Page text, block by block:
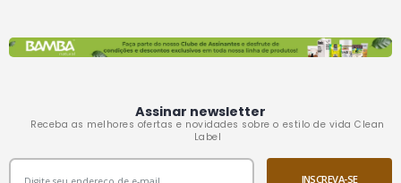
Assinar newsletter
Receba as melhores ofertas e novidades sobre o estilo de vida Clean
Label
INSCREVA-SE